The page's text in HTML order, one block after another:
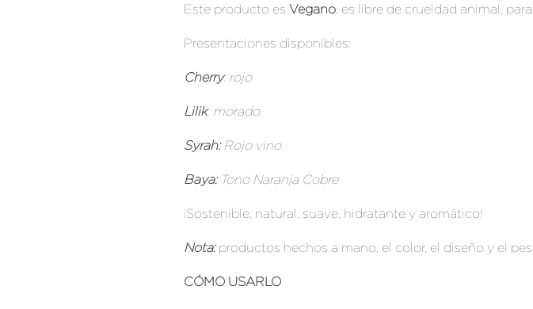
Este producto es Vegano , es libre de crueldad animal,
Presentaciones disponibles:
Cherry: rojo
Lilik: morado
Syrah: Rojo vino
Baya: Tono Naranja Cobre
¡Sostenible, natural, suave, hidratante y aromático!
Nota:productos hechos a mano, el color, el diseño y el
CÓMO USARLO